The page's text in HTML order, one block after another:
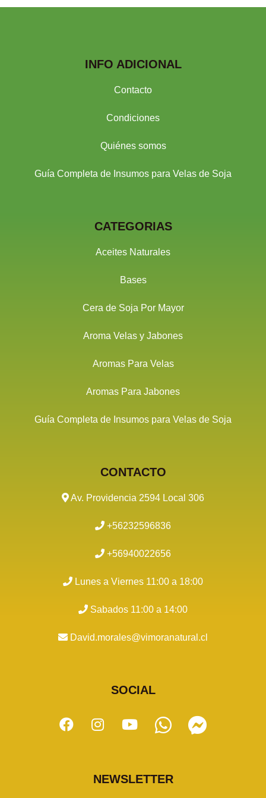
INFO ADICIONAL
Contacto
Condiciones
Quiénes somos
Guía Completa de Insumos para Velas de Soja
CATEGORIAS
Aceites Naturales
Bases
Cera de Soja Por Mayor
Aroma Velas y Jabones
Aromas Para Velas
Aromas Para Jabones
Guía Completa de Insumos para Velas de Soja
CONTACTO
Av. Providencia 2594 Local 306
+56232596836
+56940022656
Lunes a Viernes 11:00 a 18:00
Sabados 11:00 a 14:00
David.morales@vimoranatural.cl
SOCIAL
NEWSLETTER